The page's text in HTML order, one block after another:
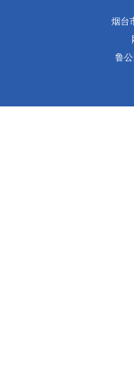
烟台
鲁